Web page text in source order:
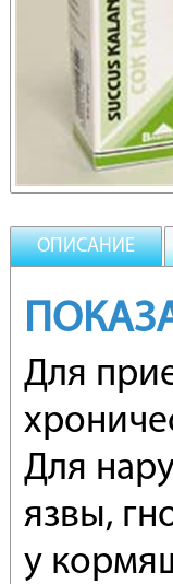
ОПИСАНИЕ
Для
Для
язвы,
у